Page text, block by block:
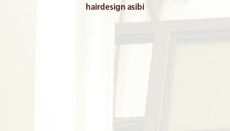
hairdesign asibi